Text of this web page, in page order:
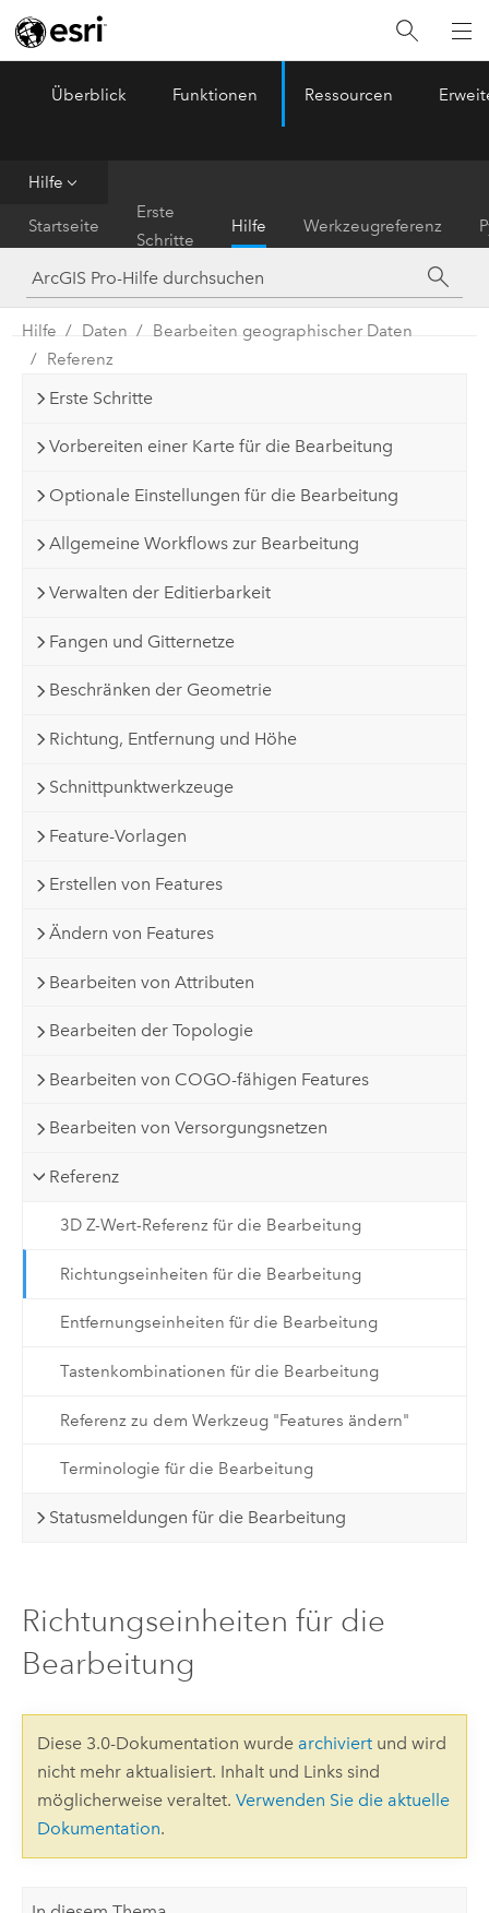
ArcGIS Pro
Überblick Funktionen Ressourcen
Hilfe
Startseite
Erste
Schritte
Hilfe Werkzeugreferenz
Hilfe Daten
Bearbeiten geographischer Daten
Referenz
Erste Schritte
Vorbereiten einer Karte für die Bearbeitung
Optionale Einstellungen für die Bearbeitung
Allgemeine Workflows zur Bearbeitung
Verwalten der Editierbarkeit
Fangen und Gitternetze
Beschränken der Geometrie
Richtung, Entfernung und Höhe
Schnittpunktwerkzeuge
Feature-Vorlagen
Erstellen von Features
Ändern von Features
Bearbeiten von Attributen
Bearbeiten der Topologie
Bearbeiten von COGO-fähigen Features
Bearbeiten von Versorgungsnetzen
Referenz
3D Z-Wert-Referenz für die Bearbeitung
Richtungseinheiten für die Bearbeitung
Entfernungseinheiten für die Bearbeitung
Tastenkombinationen für die Bearbeitung
Referenz zu dem Werkzeug "Features ändern"
Terminologie für die Bearbeitung
Statusmeldungen für die Bearbeitung
Richtungseinheiten für die
Bearbeitung
Diese 3.0-Dokumentation wurde archiviertund wird
nicht mehr aktualisiert. Inhalt und Links sind
möglicherweise veraltet. Verwenden Sie die aktuelle
Dokumentation.